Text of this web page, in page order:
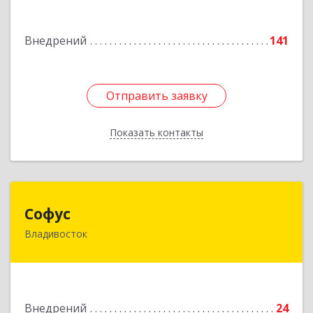
Внедрений 141
Отправить заявку
Показать контакты
Отправить заявку
Назад
Софус
Владивосток
Внедрений
24
690068, Приморский край, Владивосток г,